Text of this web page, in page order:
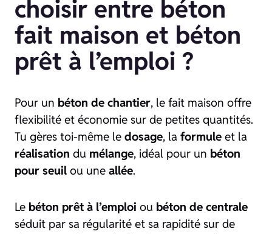
choisir entre béton
fait maison et béton
prêt à l’emploi ?
Pour un béton de chantier, le fait maison offre
flexibilité et économie sur de petites quantités.
Tu gères toi-même le dosage, la formule et la
réalisation du mélange, idéal pour un béton
pour seuil ou une allée.
Le béton prêt à l’emploi ou béton de centrale
séduit par sa régularité et sa rapidité sur de